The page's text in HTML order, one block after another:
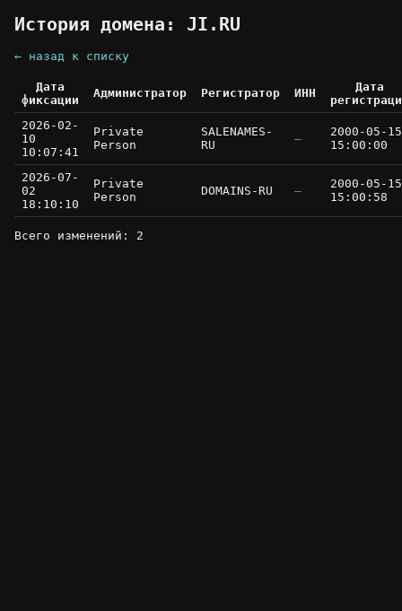
История домена: JI.RU
← назад к списку
Дата
фиксации
Администратор Регистратор ИНН
Дата
2026-02-
10
10:07:41
Private
Person
SALENAMES-
RU
—
2000-05-15
15:00:00
2026-07-
02
18:10:10
Private
Person
DOMAINS-RU —
2000-05-15
15:00:58
Всего изменений: 2